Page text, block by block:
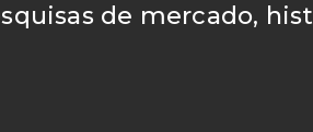
de mercado,